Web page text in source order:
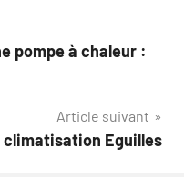
pompe à chaleur :
Article suivant
climatisation Eguilles